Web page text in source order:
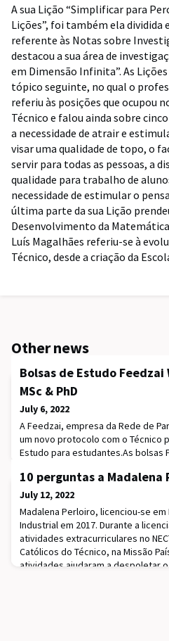
A sua Lição “Simplificar para
Lições”, foi também ela dividida
referente às Notas sobre
destacou a sua área de
em Dimensão Infinita”. As
tópico seguinte, no qual o
referiu às posições que ocupou
Técnico e falou ainda sobre
a necessidade de atrair e
visar uma qualidade de topo, o
servir para todas as pessoas, a
qualidade para trabalho de
necessidade de estimular o
última parte da sua Lição
Desenvolvimento da
Luís Magalhães referiu-se à
Técnico, desde a criação da
Other news
Bolsas de Estudo Feedzai
MSc & PhD
July 6, 2022
A Feedzai, empresa da Rede de
um novo protocolo com o Técnico
Estudo para estudantes.As bolsas
inscritas em mestrados e
procurem prosseguir estudos e
investigação.Feedzai | Women in
10 perguntas a Madalena
July 12, 2022
Madalena Perloiro, licenciou-se em
Industrial em 2017. Durante a
atividades extracurriculares no
Católicos do Técnico, na Missão
atividades ajudaram a despoletar